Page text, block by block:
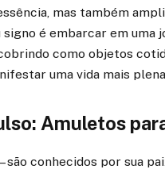
mas também
é embarcar em uma
como objetos
uma vida mais
Amuletos
são conhecidos por sua